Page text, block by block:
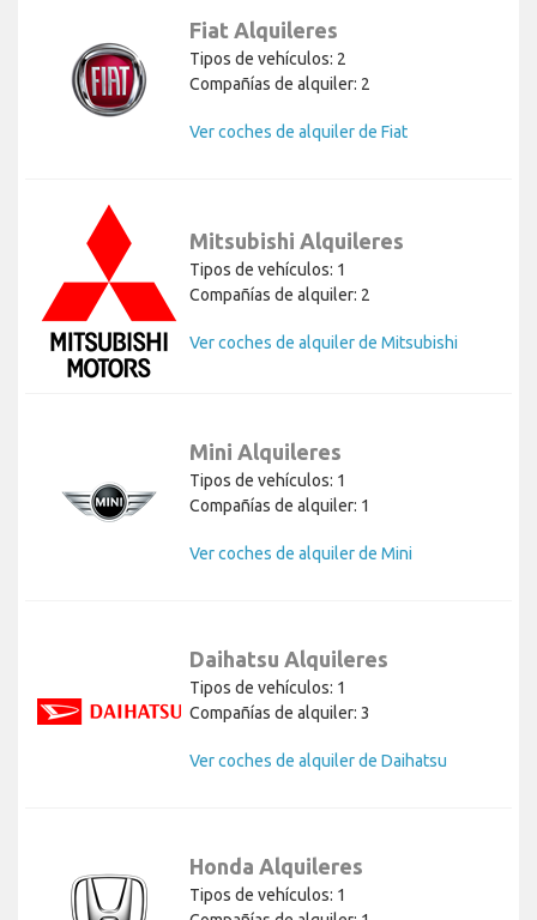
Fiat Alquileres
Tipos de vehículos: 2
Compañías de alquiler: 2
Ver coches de alquiler de Fiat
Mitsubishi Alquileres
Tipos de vehículos: 1
Compañías de alquiler: 2
Ver coches de alquiler de Mitsubishi
Mini Alquileres
Tipos de vehículos: 1
Compañías de alquiler: 1
Ver coches de alquiler de Mini
Daihatsu Alquileres
Tipos de vehículos: 1
Compañías de alquiler: 3
Ver coches de alquiler de Daihatsu
Honda Alquileres
Tipos de vehículos: 1